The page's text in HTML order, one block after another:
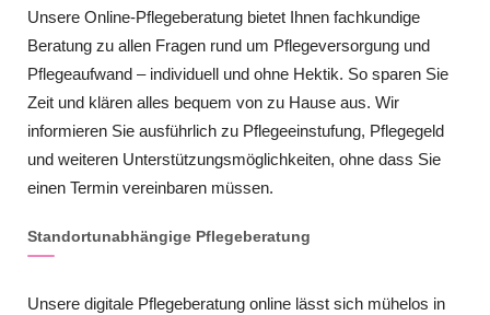
Unsere Online-Pflegeberatung bietet Ihnen fachkundige
Beratung zu allen Fragen rund um Pflegeversorgung und
Pflegeaufwand – individuell und ohne Hektik. So sparen Sie
Zeit und klären alles bequem von zu Hause aus. Wir
informieren Sie ausführlich zu Pflegeeinstufung, Pflegegeld
und weiteren Unterstützungsmöglichkeiten, ohne dass Sie
einen Termin vereinbaren müssen.
Standortunabhängige Pflegeberatung
Unsere digitale Pflegeberatung online lässt sich mühelos in